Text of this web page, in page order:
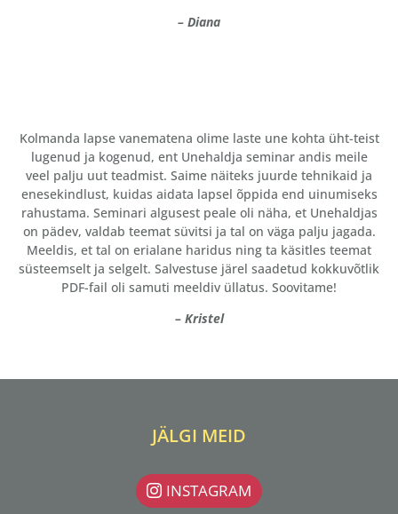
– Diana
Kolmanda lapse vanematena olime laste une kohta üht-teist
lugenud ja kogenud, ent Unehaldja seminar andis meile
veel palju uut teadmist. Saime näiteks juurde tehnikaid ja
enesekindlust, kuidas aidata lapsel õppida end uinumiseks
rahustama. Seminari algusest peale oli näha, et Unehaldjas
on pädev, valdab teemat süvitsi ja tal on väga palju jagada.
Meeldis, et tal on erialane haridus ning ta käsitles teemat
süsteemselt ja selgelt. Salvestuse järel saadetud kokkuvõtlik
PDF-fail oli samuti meeldiv üllatus. Soovitame!
– Kristel
JÄLGI MEID
INSTAGRAM